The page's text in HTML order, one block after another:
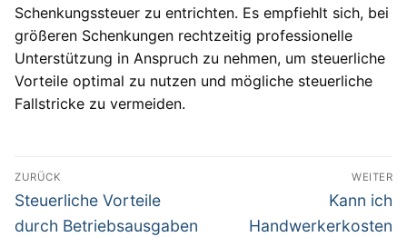
Schenkungssteuer zu entrichten. Es empfiehlt sich, bei
größeren Schenkungen rechtzeitig professionelle
Unterstützung in Anspruch zu nehmen, um steuerliche
Vorteile optimal zu nutzen und mögliche steuerliche
Fallstricke zu vermeiden.
Beitragsnavigation
ZURÜCK
Vorheriger
Beitrag:
Steuerliche Vorteile
durch Betriebsausgaben
WEITER
Nächster
Beitrag:
Kann ich
Handwerkerkosten